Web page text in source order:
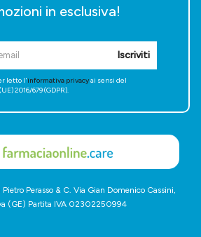
in esclusiva!
Iscriviti
letto l'informativa privacyai sensi del
2016/679 (GDPR).
Perasso & C. Via Gian Domenico Cassini,
(GE) Partita IVA 02302250994